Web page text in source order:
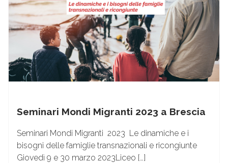
Seminari Mondi Migranti 2023 a Brescia
Seminari Mondi Migranti 2023 Le dinamiche e i
bisogni delle famiglie transnazionali e ricongiunte
Giovedì 9 e 30 marzo 2023Liceo […]